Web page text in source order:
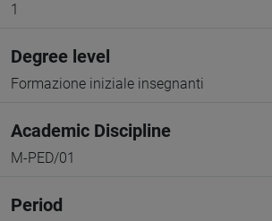
1
Degree level
Formazione iniziale insegnanti
Academic Discipline
M-PED/01
Period